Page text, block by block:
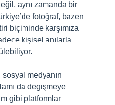
aynı zamanda bir
fotoğraf, bazen
biçiminde karşımıza
kişisel anılarla
medyanın
da değişmeye
gibi platformlar